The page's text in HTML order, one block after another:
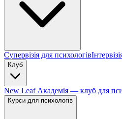
Супервізія для психологів
Клуб
New Leaf Академія — клуб для
Курси для психологів